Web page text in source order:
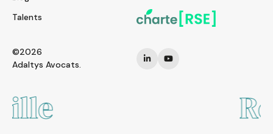
Talents
©2026
Adaltys Avocats.
Rennes